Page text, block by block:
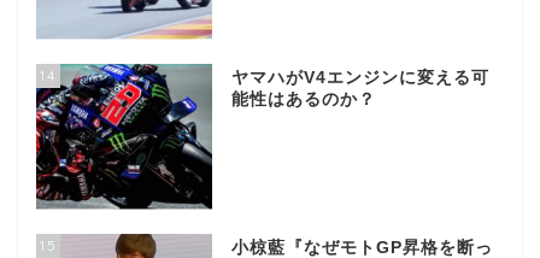
14
ヤマハがV4エンジンに変える可
能性はあるのか？
15
小椋藍『なぜモトGP昇格を断っ